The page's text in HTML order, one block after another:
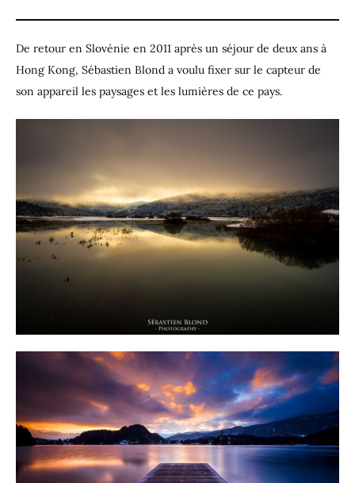
De retour en Slovénie en 2011 après un séjour de deux ans à
Hong Kong, Sébastien Blond a voulu fixer sur le capteur de
son appareil les paysages et les lumières de ce pays.